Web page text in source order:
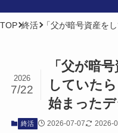
TOP 終活
「父が​暗
していた
始まった​
2026
7/22
終活 2026-07-07 2026-